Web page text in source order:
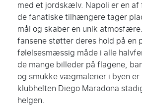
med et jordskælv. Napoli er en
de fanatiske tilhængere tager
mål og skaber en unik
fansene støtter deres hold på en
følelsesmæssig måde i alle
de mange billeder på flagene,
og smukke vægmalerier i byen
klubhelten Diego Maradona
helgen.